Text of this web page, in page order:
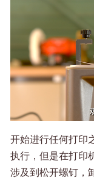
开始进行任何打印
执行，但是在打印
涉及到松开螺钉，